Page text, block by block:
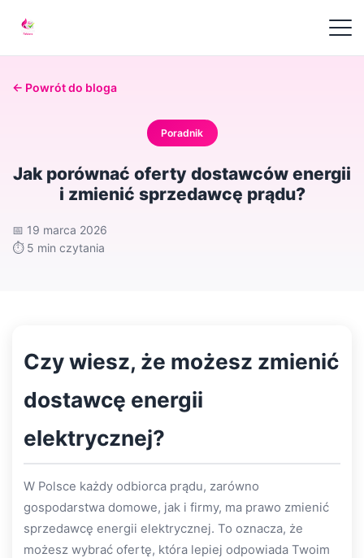
← Powrót do bloga
Poradnik
Jak porównać oferty dostawców energii
i zmienić sprzedawcę prądu?
📅 19 marca 2026
⏱️ 5 min czytania
Czy wiesz, że możesz zmienić
dostawcę energii
elektrycznej?
W Polsce każdy odbiorca prądu, zarówno
gospodarstwa domowe, jak i firmy, ma prawo zmienić
sprzedawcę energii elektrycznej. To oznacza, że
możesz wybrać ofertę, która lepiej odpowiada Twoim